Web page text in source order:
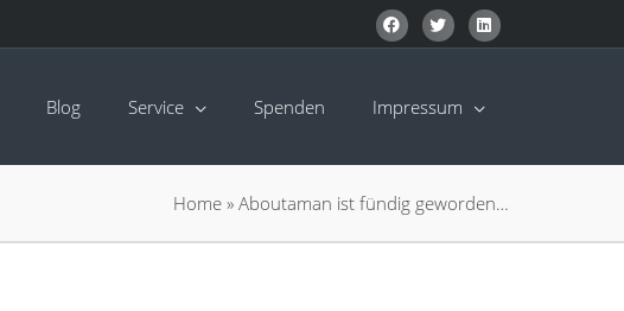
Blog Service Spenden Impressum
Home » Aboutaman ist fündig geworden…